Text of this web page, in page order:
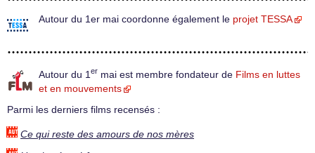
Autour du 1er mai coordonne également le projet TESSA
Autour du 1 er mai est membre fondateur de Films en luttes
et en mouvements
Parmi les derniers films recensés :
Ce qui reste des amours de nos mères